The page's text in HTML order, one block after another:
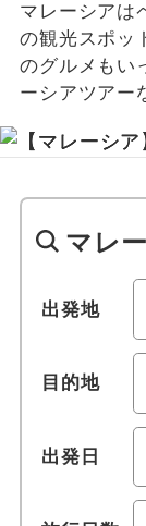
マレーシアは
の観光スポッ
のグルメもい
ーシアツアー
マレ
出発地
目的地
出発日
東海
四国
コタキ
プトラ
ペナン
イポー
キャメ
ブキッ
スバン
ペタリ
この月をすべ
年 月
日 月
長期滞在
周遊
女性限定
おひとり
列車の旅
観光列車
クルーズ
ロイヤル
その他